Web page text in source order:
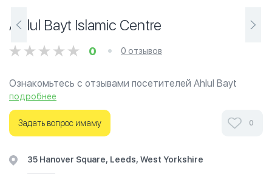
Ahlul Bayt Islamic Centre
0 0 отзывов
Ознакомьтесь с отзывами посетителей Ahlul Bayt
Islamic Centre в г.Лидс на фотографиях и узнайте о
часах работы. Ваше духовное путешествие начинается
здесь.
подробнее
Задать вопрос имаму 0
35 Hanover Square, Leeds, West Yorkshire